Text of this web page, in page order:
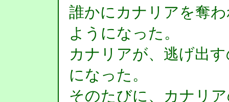
誰かにカナリアを奪
ようになった。
カナリアが、逃げ出
になった。
そのたびに、カナリ